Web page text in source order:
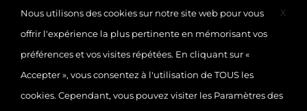
1597 vues
X
Nous utilisons des cookies sur notre site web pour vous
offrir l'expérience la plus pertinente en mémorisant vos
préférences et vos visites répétées. En cliquant sur «
Accepter », vous consentez à l'utilisation de TOUS les
cookies. Cependant, vous pouvez visiter les Paramètres des